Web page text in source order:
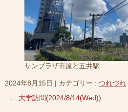
サンプラザ市原と五井駅
2024年8月15日 | カテゴリー : つれづれ
← 大学訪問(2024/8/14(Wed))